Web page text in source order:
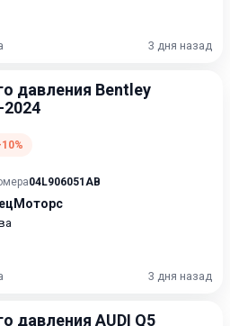
3 дня назад
давления Bentley
2024
04L906051AB
3 дня назад
давления AUDI Q5